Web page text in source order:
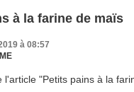
à la farine de maïs
à 08:57